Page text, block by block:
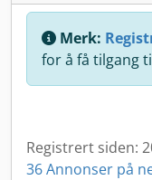
Merk:
for å få tilgang
Registrert siden:
36 Annonser på